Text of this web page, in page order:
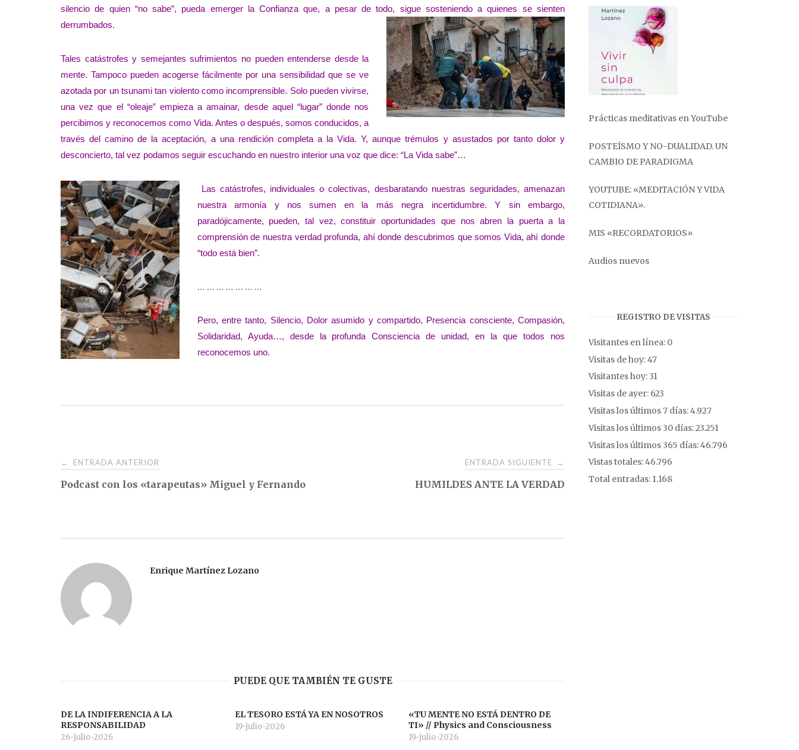
silencio de quien “no sabe”, pueda emerger la Confianza que, a pesar de todo, sigue sosteniendo a quienes se sienten
derrumbados.
Tales catástrofes y semejantes sufrimientos no pueden entenderse desde la
mente. Tampoco pueden acogerse fácilmente por una sensibilidad que se ve
azotada por un tsunami tan violento como incomprensible. Solo pueden vivirse,
una vez que el “oleaje” empieza a amainar, desde aquel “lugar” donde nos
percibimos y reconocemos como Vida. Antes o después, somos conducidos, a
través del camino de la aceptación, a una rendición completa a la Vida. Y, aunque trémulos y asustados por tanto dolor y
desconcierto, tal vez podamos seguir escuchando en nuestro interior una voz que dice: “La Vida sabe”…
Las catástrofes, individuales o colectivas, desbaratando nuestras seguridades, amenazan
nuestra armonía y nos sumen en la más negra incertidumbre. Y sin embargo,
paradójicamente, pueden, tal vez, constituir oportunidades que nos abren la puerta a la
comprensión de nuestra verdad profunda, ahí donde descubrimos que somos Vida, ahí donde
“todo está bien”.
… … … … … … …
Pero, entre tanto, Silencio, Dolor asumido y compartido, Presencia consciente, Compasión,
Solidaridad, Ayuda…, desde la profunda Consciencia de unidad, en la que todos nos
reconocemos uno.
Navegación
de
← ENTRADA ANTERIOR
Podcast con los «tarapeutas» Miguel y Fernando
ENTRADA SIGUIENTE →
HUMILDES ANTE LA VERDAD
Enrique Martínez Lozano
PUEDE QUE TAMBIÉN TE GUSTE
DE LA INDIFERENCIA A LA
RESPONSABILIDAD
26-julio-2026
EL TESORO ESTÁ YA EN NOSOTROS
19-julio-2026
«TU MENTE NO ESTÁ DENTRO DE
TI» // Physics and Consciousness
19-julio-2026
Prácticas meditativas en YouTube
POSTEÍSMO Y NO-DUALIDAD. UN
CAMBIO DE PARADIGMA
YOUTUBE: «MEDITACIÓN Y VIDA
COTIDIANA».
MIS «RECORDATORIOS»
Audios nuevos
REGISTRO DE VISITAS
Visitantes en línea: 0
Visitas de hoy:47
Visitantes hoy:31
Visitas de ayer: 623
Visitas los últimos 7 días:4.927
Visitas los últimos 30 días:23.251
Visitas los últimos 365 días:46.796
Vistas totales:46.796
Total entradas: 1.168